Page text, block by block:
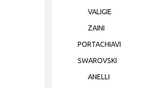
VALIGIE
ZAINI
PORTACHIAVI
SWAROVSKI
ANELLI